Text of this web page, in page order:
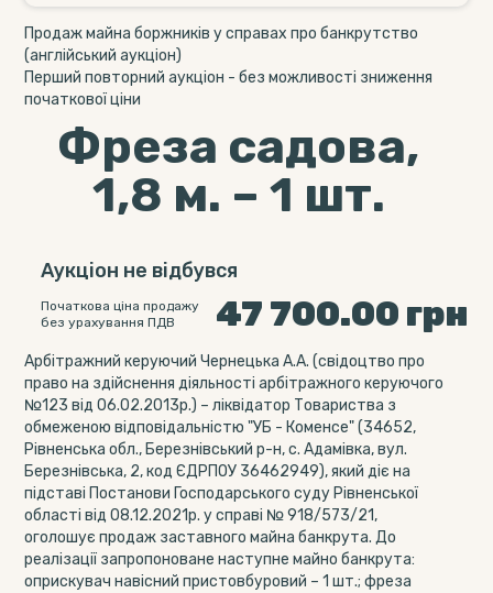
Продаж майна боржників у справах про банкрутство
(англійський аукціон)
Перший повторний аукціон - без можливості зниження
початкової ціни
Фреза садова,
1,8 м. – 1 шт.
Аукціон не відбувся
Початкова ціна продажу
без урахування ПДВ
47 700.00 грн
Арбітражний керуючий Чернецька А.А. (свідоцтво про
право на здійснення діяльності арбітражного керуючого
№123 від 06.02.2013р.) – ліквідатор Товариства з
обмеженою відповідальністю "УБ - Коменсе" (34652,
Рівненська обл., Березнівський р-н, с. Адамівка, вул.
Березнівська, 2, код ЄДРПОУ 36462949), який діє на
підставі Постанови Господарського суду Рівненської
області від 08.12.2021р. у справі № 918/573/21,
оголошує продаж заставного майна банкрута. До
реалізації запропоноване наступне майно банкрута:
оприскувач навісний пристовбуровий – 1 шт.; фреза